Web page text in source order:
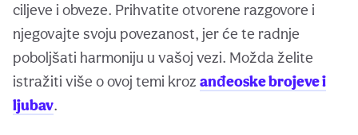
ciljeve i obveze. Prihvatite otvorene razgovore i
njegovajte svoju povezanost, jer će te radnje
poboljšati harmoniju u vašoj vezi. Možda želite
istražiti više o ovoj temi kroz anđeoske brojeve i
ljubav.